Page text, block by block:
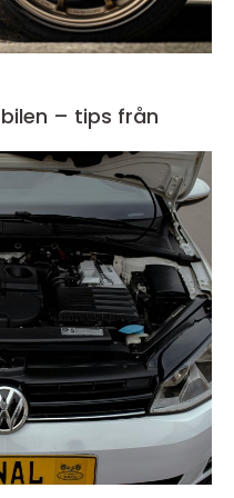
– tips från